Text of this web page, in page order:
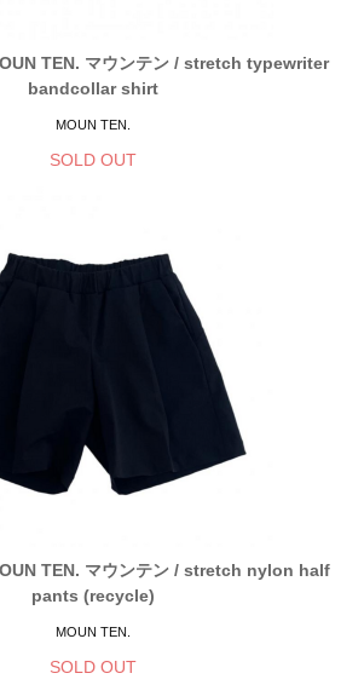
TEN. マウンテン / stretch typewriter
bandcollar shirt
MOUN TEN.
SOLD OUT
TEN. マウンテン / stretch nylon half
pants (recycle)
MOUN TEN.
SOLD OUT